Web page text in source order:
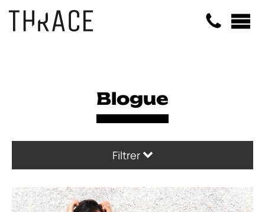
Blogue
Filtrer